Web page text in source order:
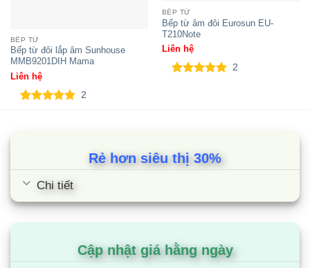
BẾP TỪ
Bếp từ đôi lắp âm Sunhouse
MMB9201DIH Mama
Liên hệ
2
BẾP TỪ
Bếp từ âm đôi Eurosun EU-
T210Note
Liên hệ
2
Rẻ hơn siêu thị 30%
Chi tiết
Cập nhật giá hằng ngày